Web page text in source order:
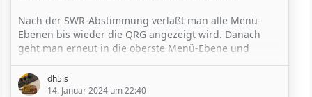
Nach der SWR-Abstimmung verläßt manalle Menü-
Ebenen bis wieder die QRG angezeigt wird. Danach
geht man erneut in die oberste Menü-Ebene und
verläßt diese anschließend sofort wieder. Nach der
Prozedur sendet der QMX ohne dass man ihn aus- und
wieder einschalten muss.
dh5is
14. Januar 2024 um 22:40